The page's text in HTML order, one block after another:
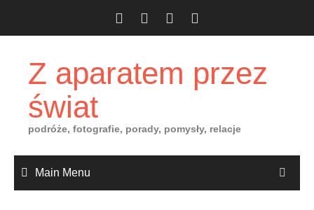
Z aparatem przez
świat
podróże, fotografie, porady, pomysły, relacje
Main Menu